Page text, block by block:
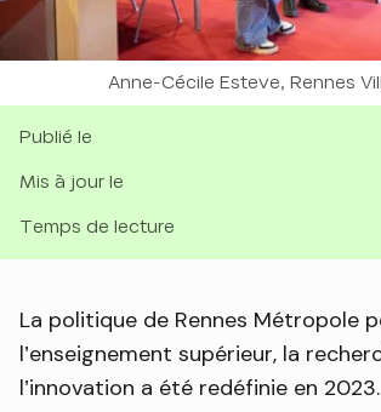
Droits réservés :
Anne-Cécile Esteve, Rennes
Publié le
Mis à jour le
Temps de lecture
La politique de Rennes Métropole
l’enseignement supérieur, la
l’innovation a été redéfinie en 2023.